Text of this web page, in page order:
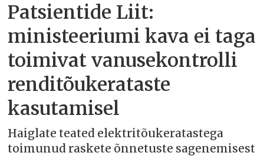
Patsientide Liit:
ministeeriumi kava ei taga
toimivat vanusekontrolli
renditõukerataste
kasutamisel
Haiglate teated elektritõukeratastega
toimunud raskete õnnetuste sagenemisest